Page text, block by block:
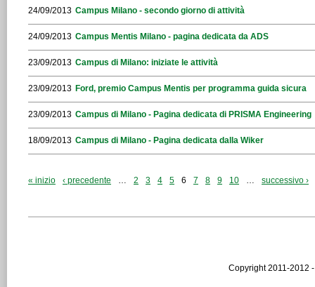
24/09/2013 Campus Milano - secondo giorno di attività
24/09/2013 Campus Mentis Milano - pagina dedicata da ADS
23/09/2013 Campus di Milano: iniziate le attività
23/09/2013 Ford, premio Campus Mentis per programma guida sicura
23/09/2013 Campus di Milano - Pagina dedicata di PRISMA Engineering
18/09/2013 Campus di Milano - Pagina dedicata dalla Wiker
« inizio ‹ precedente … 2 3 4 5 6 7 8 9 10 … successivo ›
Copyright 2011-2012